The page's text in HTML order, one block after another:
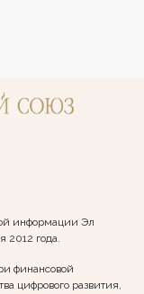
информации Эл
2012 года.
финансовой
цифрового развития,